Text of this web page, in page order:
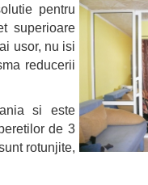
pentru
superioare
usor, nu isi
reducerii
si este
de 3
rotunjite,